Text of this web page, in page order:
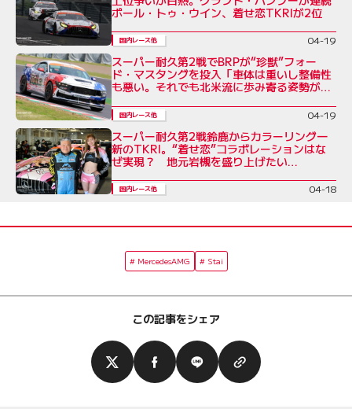
ポール・トゥ・ウイン、着せ恋TKRIが2位
国内レース他 04-19
スーパー耐久第2戦でBRPが“珍獣”フォー
ド・マスタングを投入「車体は重いし整備性
も悪い。それでも北米流に歩み寄る姿勢が大
国内レース他 04-19
スーパー耐久第2戦鈴鹿からカラーリング一
新のTKRI。“着せ恋”コラボレーションはな
ぜ実現？ 地元岩槻を盛り上げたい
国内レース他 04-18
MercedesAMG Stai
この記事をシェア